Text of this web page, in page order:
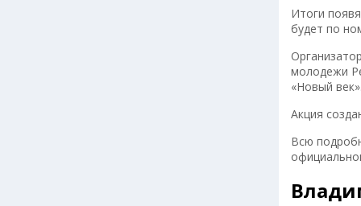
Итоги
будет по
молодежи
«Новый
Акция
Всю